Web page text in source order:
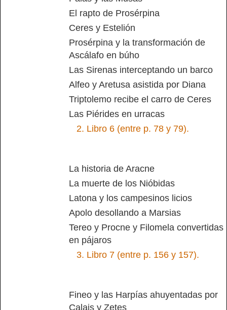
El rapto de Prosérpina
Ceres y Estelión
Prosérpina y la transformación de
Ascálafo en búho
Las Sirenas interceptando un barco
Alfeo y Aretusa asistida por Diana
Triptolemo recibe el carro de Ceres
Las Piérides en urracas
2. Libro 6 (entre p. 78 y 79).
La historia de Aracne
La muerte de los Nióbidas
Latona y los campesinos licios
Apolo desollando a Marsias
Tereo y Procne y Filomela convertidas
en pájaros
3. Libro 7 (entre p. 156 y 157).
Fineo y las Harpías ahuyentadas por
Calais y Zetes